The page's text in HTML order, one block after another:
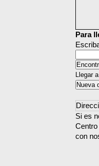
Para
Llegar
Si es
con